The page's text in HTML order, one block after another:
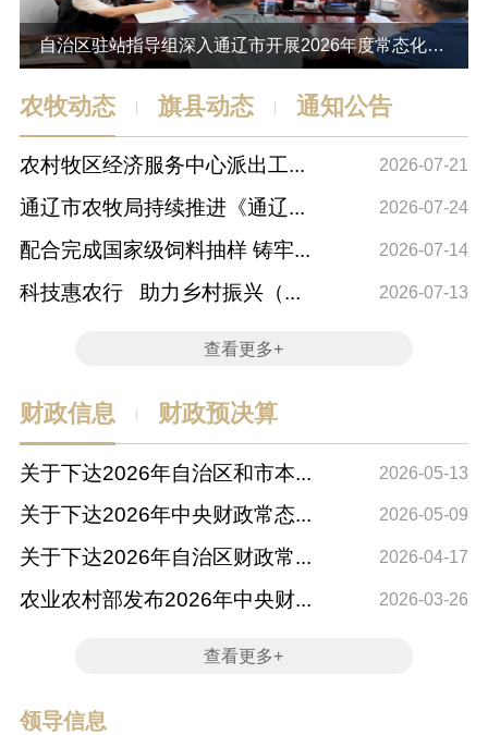
自治区驻站指导组深入通辽市开展2026年度常态化
帮...
农牧动态 | 旗县动态 | 通知公告
农村牧区经济服务中心派出工... 2026-07-21
通辽市农牧局持续推进《通辽... 2026-07-24
配合完成国家级饲料抽样 铸牢... 2026-07-14
科技惠农行 助力乡村振兴（... 2026-07-13
查看更多+
财政信息 | 财政预决算
关于下达2026年自治区和市本... 2026-05-13
关于下达2026年中央财政常态... 2026-05-09
关于下达2026年自治区财政常... 2026-04-17
农业农村部发布2026年中央财... 2026-03-26
查看更多+
领导信息